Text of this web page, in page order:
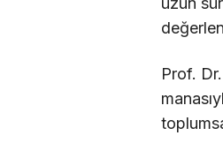
Prof.